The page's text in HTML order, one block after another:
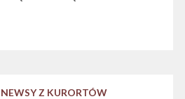
NEWSY Z KURORTÓW